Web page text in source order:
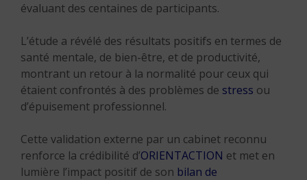
évaluant des centaines de participants.
L’étude a révélé des résultats positifs en termes de
santé mentale, de bien-être, et de productivité,
montrant un retour à la normalité pour ceux qui
étaient confrontés à des problèmes de stress ou
d’épuisement professionnel.
Cette validation externe par un cabinet reconnu
renforce la crédibilité d’ORIENTACTION et met en
lumière l’impact positif de son bilan de